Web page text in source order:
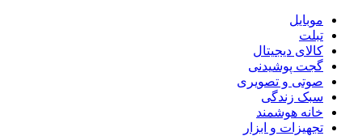
موبایل
تبلت
کالای دیجیتال
گجت پوشیدنی
صوتی و تصویری
سبک زندگی
خانه هوشمند
تجهیزات و ابزار